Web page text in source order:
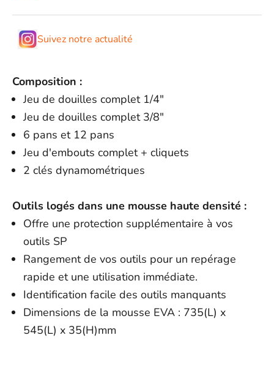
Suivez notre actualité
Composition :
Jeu de douilles complet 1/4"
Jeu de douilles complet 3/8"
6 pans et 12 pans
Jeu d'embouts complet + cliquets
2 clés dynamométriques
Outils logés dans une mousse haute densité :
Offre une protection supplémentaire à vos
outils SP
Rangement de vos outils pour un repérage
rapide et une utilisation immédiate.
Identification facile des outils manquants
Dimensions de la mousse EVA : 735(L) x
545(L) x 35(H)mm